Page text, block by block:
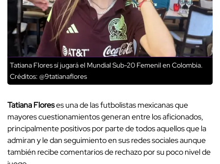
Tatiana Flores sí jugará el Mundial Sub-20 Femenil en Colombia.
Créditos: @9tatianaflores
Tatiana Floreses una de las futbolistas mexicanas que
mayores cuestionamientos generan entre los aficionados,
principalmente positivos por parte de todos aquellos que la
admiran y le dan seguimiento en sus redes sociales aunque
también recibe comentarios de rechazo por su poco nivel de